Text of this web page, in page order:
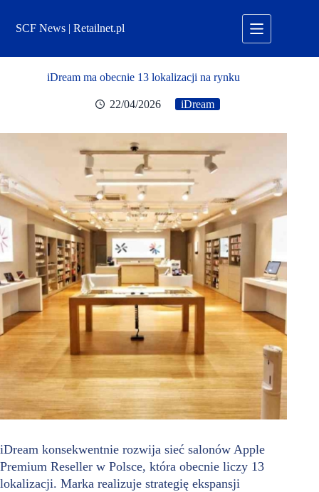
treściSCF News | Retailnet.pl
iDream ma obecnie 13 lokalizacji na rynku
22/04/2026 iDream
iDream konsekwentnie rozwija sieć salonów Apple
Premium Reseller w Polsce, która obecnie liczy 13
lokalizacji. Marka realizuje strategię ekspansji